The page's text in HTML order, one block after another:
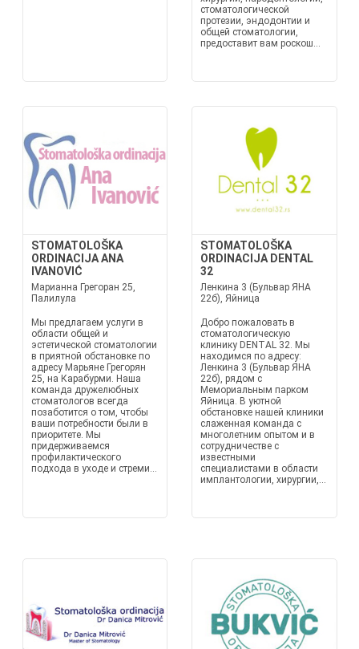
стоматологической
протезии, эндодонтии и
общей стоматологии,
предоставит вам роскош...
STOMATOLOŠKA
ORDINACIJA ANA
IVANOVIĆ
Марианна Грегоран 25,
Палилула
Мы предлагаем услуги в
области общей и
эстетической стоматологии
в приятной обстановке по
адресу Марьяне Грегорян
25, на Карабурми. Наша
команда дружелюбных
стоматологов всегда
позаботится о том, чтобы
ваши потребности были в
приоритете. Мы
придерживаемся
профилактического
подхода в уходе и стреми...
STOMATOLOŠKA
ORDINACIJA DENTAL
32
Ленкина 3 (Бульвар ЯНА
22б), Яйница
Добро пожаловать в
стоматологическую
клинику DENTAL 32. Мы
находимся по адресу:
Ленкина 3 (Бульвар ЯНА
22б), рядом с
Мемориальным парком
Яйница. В уютной
обстановке нашей клиники
слаженная команда с
многолетним опытом и в
сотрудничестве с
известными
специалистами в области
имплантологии, хирургии,...